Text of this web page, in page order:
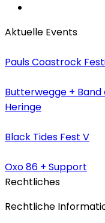
Aktuelle Events
Pauls Coastrock
Butterwegge + Band
Heringe
Black Tides Fest V
Oxo 86 + Support
Rechtliches
Rechtliche